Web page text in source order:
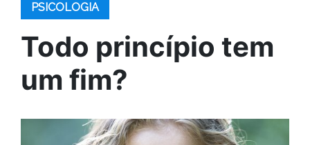
PSICOLOGIA
Todo princípio tem
um fim?